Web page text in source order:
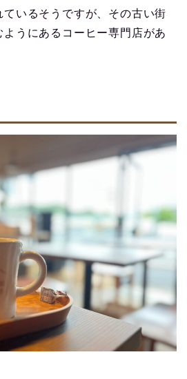
いるそうですが、その古い街
うにあるコーヒー専門店があ